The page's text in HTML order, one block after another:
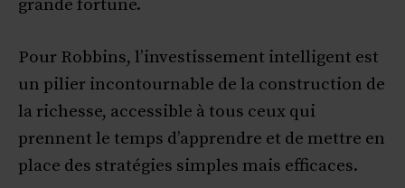
grande fortune.
Pour Robbins, l’investissement intelligent est
un pilier incontournable de la construction de
la richesse, accessible à tous ceux qui
prennent le temps d’apprendre et de mettre en
place des stratégies simples mais efficaces.